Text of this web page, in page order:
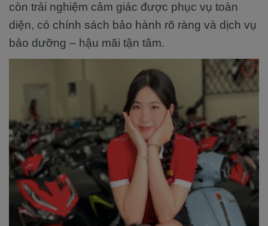
còn trải nghiệm cảm giác được phục vụ toàn
diện, có chính sách bảo hành rõ ràng và dịch vụ
bảo dưỡng – hậu mãi tận tâm.